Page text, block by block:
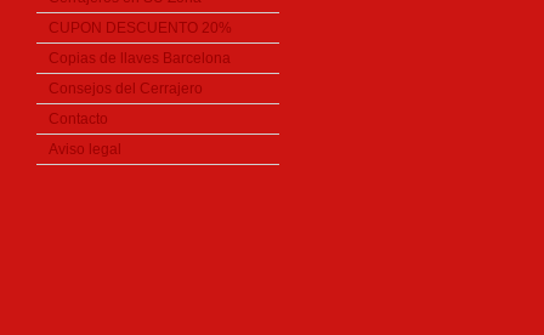
CUPON DESCUENTO 20%
Copias de llaves Barcelona
Consejos del Cerrajero
Contacto
Aviso legal